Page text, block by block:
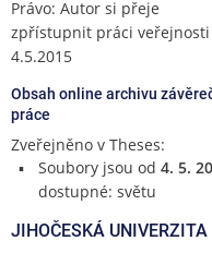
Právo: Autor si přeje
zpřístupnit práci veřejnosti
4.5.2015
Obsah online archivu
práce
Zveřejněno v Theses:
Soubory jsou od 4. 5.
dostupné: světu
JIHOČESKÁ